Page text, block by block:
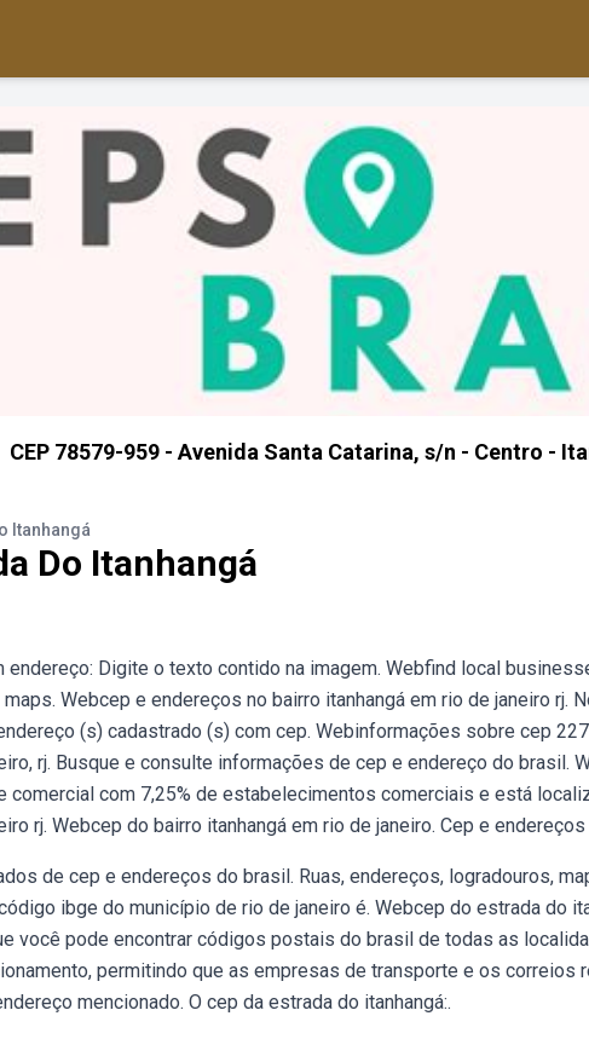
CEP 78579-959 - Avenida Santa Catarina, s/n - Centro -
Itanhangá
Do Itanhangá
endereço: Digite o texto contido na imagem. Webfind local
Webcep e endereços no bairro itanhangá em rio de janeiro rj.
(s) cadastrado (s) com cep. Webinformações sobre cep
rj. Busque e consulte informações de cep e endereço do brasil.
comercial com 7,25% de estabelecimentos comerciais e está
rj. Webcep do bairro itanhangá em rio de janeiro. Cep e
de cep e endereços do brasil. Ruas, endereços, logradouros,
ibge do município de rio de janeiro é. Webcep do estrada do
você pode encontrar códigos postais do brasil de todas as
permitindo que as empresas de transporte e os correios
mencionado. O cep da estrada do itanhangá:.